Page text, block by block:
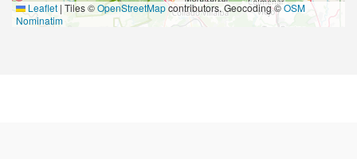
Leaflet | Tiles ©OpenStreetMapcontributors. Geocoding ©OSM
Nominatim